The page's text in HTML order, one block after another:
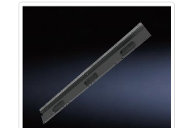
修威图机柜威图电柜威图风扇
威图PDU威图配件威图售后
FR7906.047
型号:威图柜FRIT空..